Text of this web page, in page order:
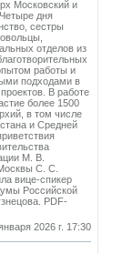
Московский и
дня
сестры
отделов из
работы и
подходами в
В работе
более 1500
в том числе
и Средней
М. В.
С. С.
вице-спикер
Российской
PDF-
2026 г. 17:30